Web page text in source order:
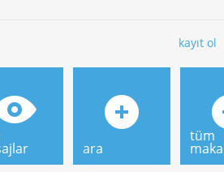
kayıt ol
ara
tüm